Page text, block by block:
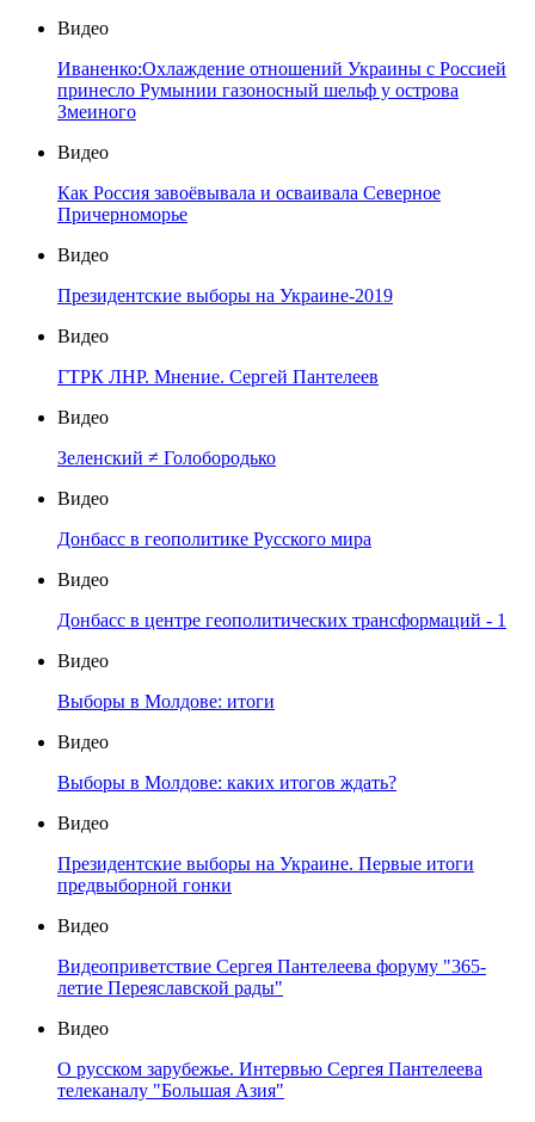
Видео
Иваненко:Охлаждение отношений Украины с Россией
принесло Румынии газоносный шельф у острова
Змеиного
Видео
Как Россия завоёвывала и осваивала Северное
Причерноморье
Видео
Президентские выборы на Украине-2019
Видео
ГТРК ЛНР. Мнение. Сергей Пантелеев
Видео
Зеленский ≠ Голобородько
Видео
Донбасс в геополитике Русского мира
Видео
Донбасс в центре геополитических трансформаций - 1
Видео
Выборы в Молдове: итоги
Видео
Выборы в Молдове: каких итогов ждать?
Видео
Президентские выборы на Украине. Первые итоги
предвыборной гонки
Видео
Видеоприветствие Сергея Пантелеева форуму "365-
летие Переяславской рады"
Видео
О русском зарубежье. Интервью Сергея Пантелеева
телеканалу "Большая Азия"